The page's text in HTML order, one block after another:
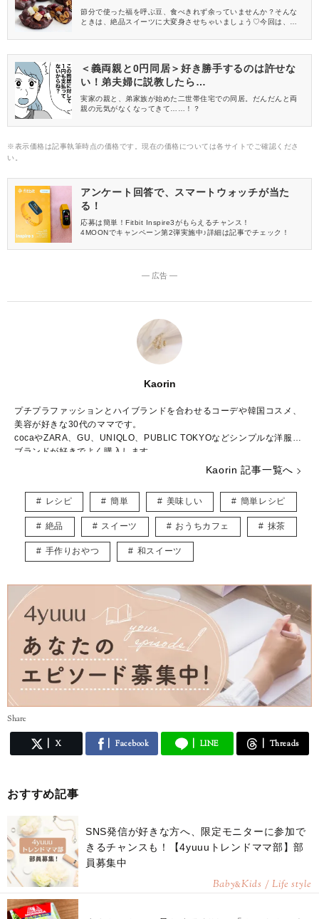
節分で使った福を呼ぶ豆、食べきれず余っていませんか？そんな
ときは、絶品スイーツに大変身させちゃいましょう♡今回は、余っ
後までご覧ください♪
＜義両親と0円同居＞好き勝手するのは許せな
い！弟夫婦に説教したら…
実家の親と、弟家族が始めた二世帯住宅での同居。だんだんと両
親の元気がなくなってきて……！？
※表示価格は記事執筆時点の価格です。現在の価格については各サイトでご確認くださ
い。
アンケート回答で、スマートウォッチが当た
る！
応募は簡単！Fitbit Inspire3がもらえるチャンス！
4MOONでキャンペーン第2弾実施中♪詳細は記事でチェック！
― 広告 ―
Kaorin
プチプラファッションとハイブランドを合わせるコーデや韓国コスメ、
美容が好きな30代のママです。
cocaやZARA、GU、UNIQLO、PUBLIC TOKYOなどシンプルな洋服の
ブランドが好きでよく購入します。
韓国コスメにはまっていて色々な韓国コスメを試してみるのがちょっと
ファッションや美容などみなさんが読んで役に立つ情報をお届けしたい
と思います♪
Kaorin 記事一覧へ
レシピ 簡単 美味しい 簡単レシピ
絶品 スイーツ おうちカフェ 抹茶
手作りおやつ 和スイーツ
Share
X Facebook LINE Threads
おすすめ記事
SNS発信が好きな方へ、限定モニターに参加で
きるチャンスも！【4yuuuトレンドママ部】部
員募集中
Baby&Kids / Life style